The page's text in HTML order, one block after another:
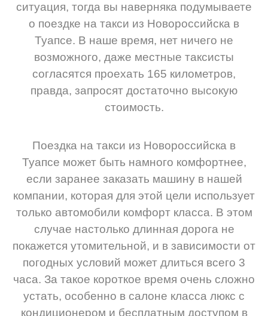
ситуация, тогда вы наверняка подумываете
о поездке на такси из Новороссийска в
Туапсе. В наше время, нет ничего не
возможного, даже местные таксисты
согласятся проехать 165 километров,
правда, запросят достаточно высокую
стоимость.
Поездка на такси из Новороссийска в
Туапсе может быть намного комфортнее,
если заранее заказать машину в нашей
компании, которая для этой цели использует
только автомобили комфорт класса. В этом
случае настолько длинная дорога не
покажется утомительной, и в зависимости от
погодных условий может длиться всего 3
часа. За такое короткое время очень сложно
устать, особенно в салоне класса люкс с
кондиционером и бесплатным доступом в